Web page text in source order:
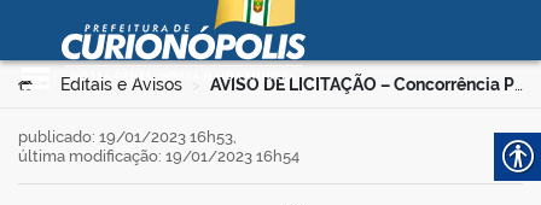
Ir para o conteúdo
Prefeitura Municipal de
Curionópolis
Você está aqui:
Editais e Avisos > AVISO DE LICITAÇÃO – Concorrência Pública Nº 3/2023-001-PMC
publicado: 19/01/2023 16h53,
última modificação: 19/01/2023 16h54